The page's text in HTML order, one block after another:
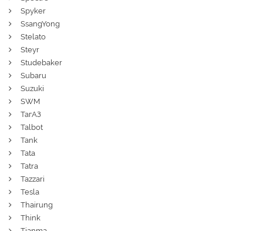
Spyker
SsangYong
Stelato
Steyr
Studebaker
Subaru
Suzuki
SWM
ТагАЗ
Talbot
Tank
Tata
Tatra
Tazzari
Tesla
Thairung
Think